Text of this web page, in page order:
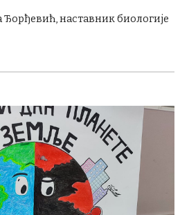
Ђорђевић, наставник биологије